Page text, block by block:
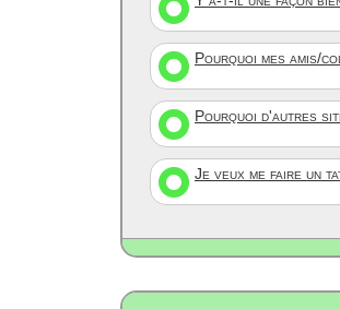
Pourquoi mes amis/
Pourquoi d'autres
Je veux me faire un